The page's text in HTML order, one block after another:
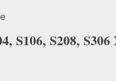
S106, S208,